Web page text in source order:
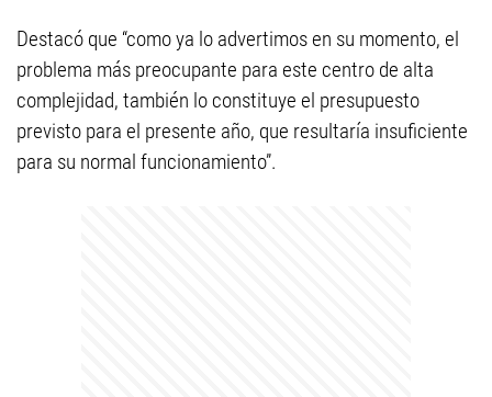
Destacó que “como ya lo advertimos en su momento, el
problema más preocupante para este centro de alta
complejidad, también lo constituye el presupuesto
previsto para el presente año, que resultaría insuficiente
para su normal funcionamiento”.